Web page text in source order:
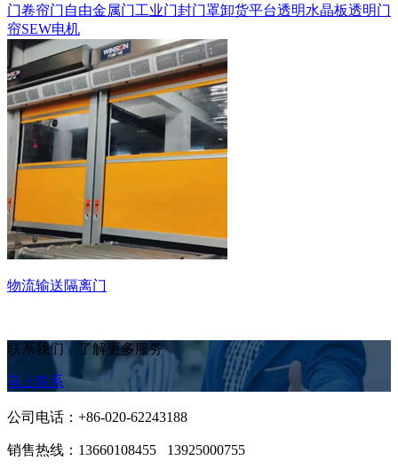
门卷帘门 自由金属门工业门封门罩卸货平台透明水晶板透明门
帘SEW电机
物流输送隔离门
联系我们，了解更多服务
马上联系
公司电话：+86-020-62243188
销售热线： 13660108455 13925000755